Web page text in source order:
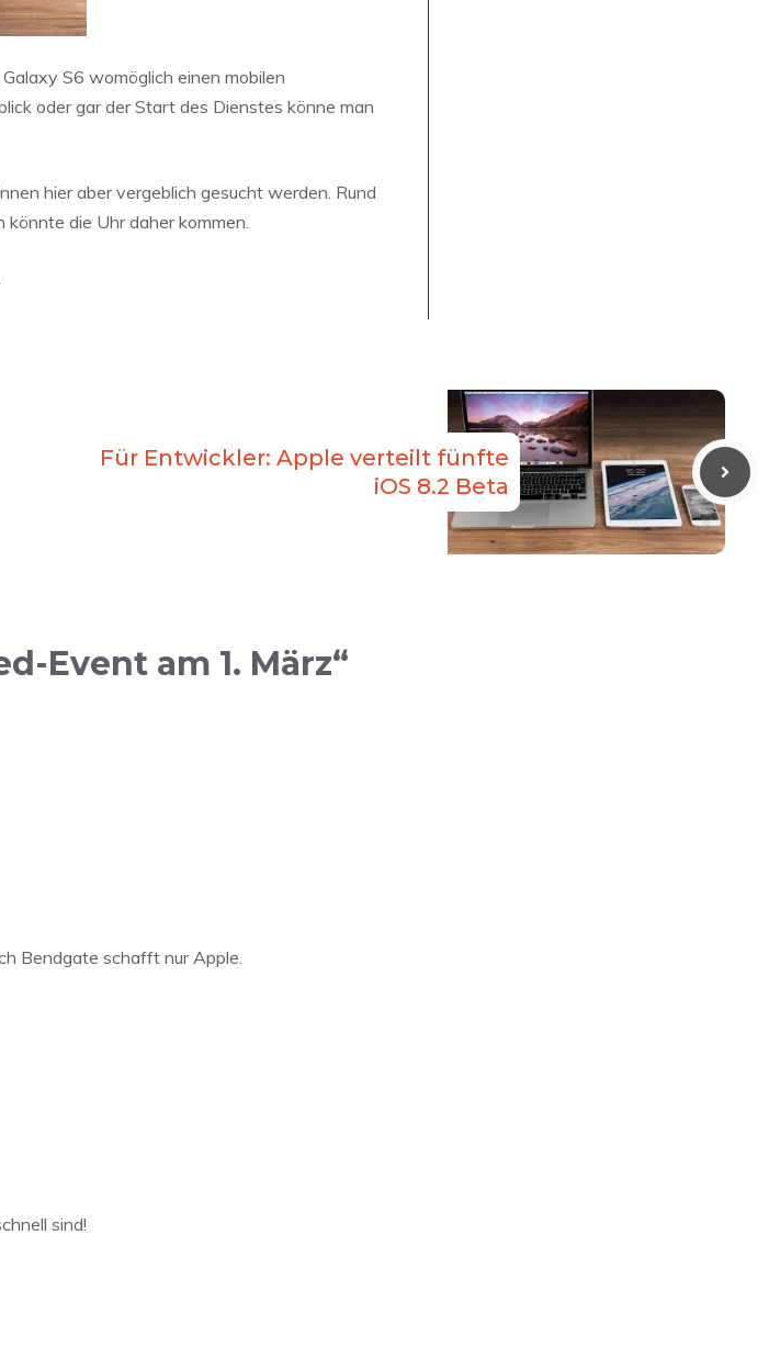
S6 womöglich einen mobilen
oder gar der Start des Dienstes könne man
hier aber vergeblich gesucht werden. Rund
könnte die Uhr daher kommen.
Für Entwickler: Apple verteilt fünfte
iOS 8.2 Beta
Event am 1. März“
Bendgate schafft nur Apple.
sind!